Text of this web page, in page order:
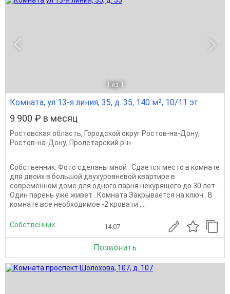
1 из 1
Комната, ул 13-я линия, 35, д. 35, 140 м², 10/11 эт.
9 900 ₽ в месяц
Ростовская область, Городской округ Ростов-на-Дону,
Ростов-на-Дону, Пролетарский р-н
Собственник. Фото сделаны мной . Сдается место в комнате
для двоих в большой двухуровневой квартире в
современном доме для одного парня некурящего до 30 лет .
Один парень уже живет . Комната Закрывается на ключ . В
комнате все необходимое -2 кровати ,...
Собственник 14.07
Позвонить